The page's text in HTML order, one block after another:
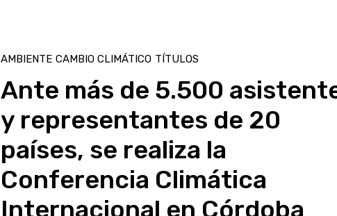
AMBIENTE CAMBIO CLIMÁTICO TÍTULOS
Ante más de 5.500
y representantes de 20
países, se realiza la
Conferencia Climática
Internacional en Córdoba